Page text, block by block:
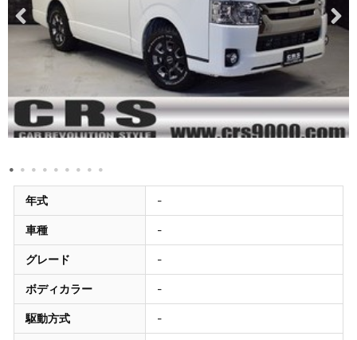
年式 -
車種 -
グレード -
ボディカラー -
駆動方式 -